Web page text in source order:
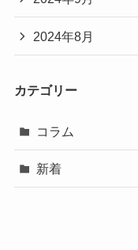
2024年8月
カテゴリー
コラム
新着